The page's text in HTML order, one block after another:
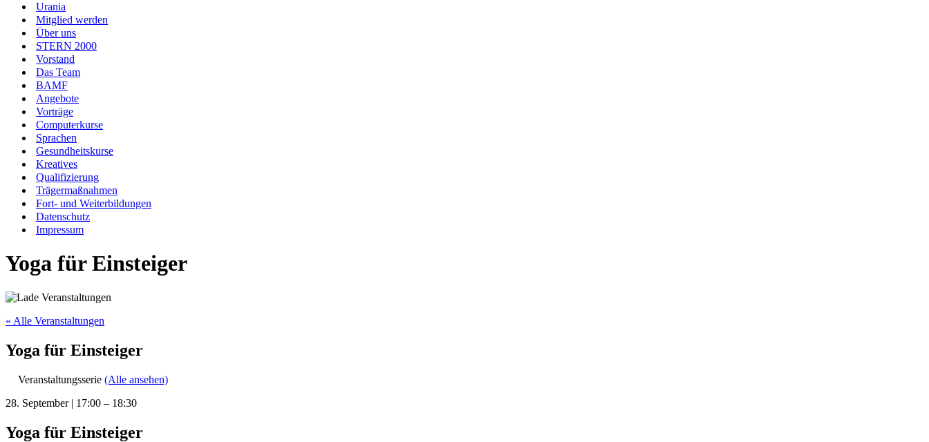
Urania
Mitglied werden
Über uns
STERN 2000
Vorstand
Das Team
BAMF
Angebote
Vorträge
Computerkurse
Sprachen
Gesundheitskurse
Kreatives
Qualifizierung
Trägermaßnahmen
Fort- und Weiterbildungen
Datenschutz
Impressum
Yoga für Einsteiger
« Alle Veranstaltungen
Yoga für Einsteiger
Veranstaltungsserie (Alle ansehen)
28. September | 17:00 – 18:30
Yoga für Einsteiger